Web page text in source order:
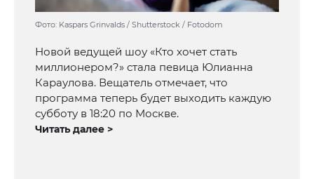
Фото: Kaspars Grinvalds / Shutterstock / Fotodom
Новой ведущей шоу «Кто хочет стать
миллионером?» стала певица Юлианна
Караулова. Вещатель отмечает, что
программа теперь будет выходить каждую
субботу в 18:20 по Москве.
Читать далее >